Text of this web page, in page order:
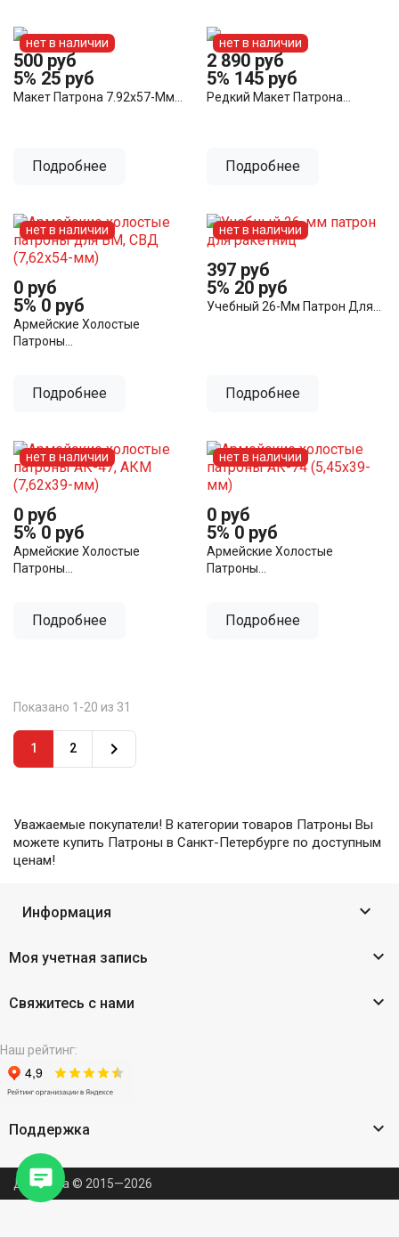
500 руб
5% 25 руб
Макет Патрона 7.92х57-Мм...
Подробнее
нет в наличии
2 890 руб
5% 145 руб
Редкий Макет Патрона...
Подробнее
нет в наличии
0 руб
5% 0 руб
Армейские Холостые
Патроны...
Подробнее
нет в наличии
397 руб
5% 20 руб
Учебный 26-Мм Патрон Для...
Подробнее
нет в наличии
0 руб
5% 0 руб
Армейские Холостые
Патроны...
Подробнее
нет в наличии
0 руб
5% 0 руб
Армейские Холостые
Патроны...
Подробнее
нет в наличии
Показано 1-20 из 31
1 2 
Уважаемые покупатели! В категории товаров Патроны Вы
можете купить Патроны в Санкт-Петербурге по доступным
ценам!
Информация 
Моя учетная запись 
Свяжитесь с нами 
Наш рейтинг:
Поддержка 
Держава © 2015—2026